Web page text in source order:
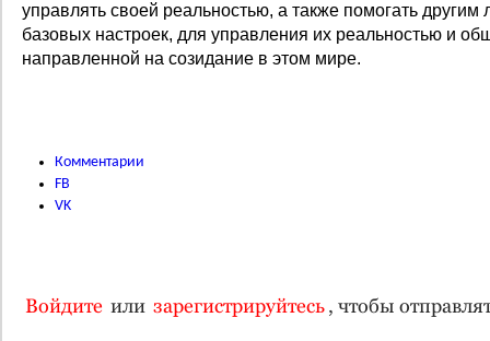
управлять своей реальностью, а также помогать
базовых настроек, для управления их реальностью и
направленной на созидание в этом мире.
Комментарии
FB
VK
Войдите или зарегистрируйтесь, чтобы